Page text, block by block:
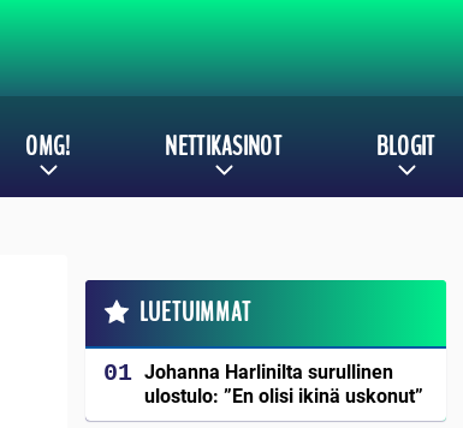
OMG! NETTIKASINOT BLOGIT
LUETUIMMAT
Johanna Harlinilta surullinen
ulostulo: ”En olisi ikinä uskonut”